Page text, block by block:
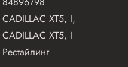
CADILLAC XT5, I,
CADILLAC XT5, I
Рестайлинг